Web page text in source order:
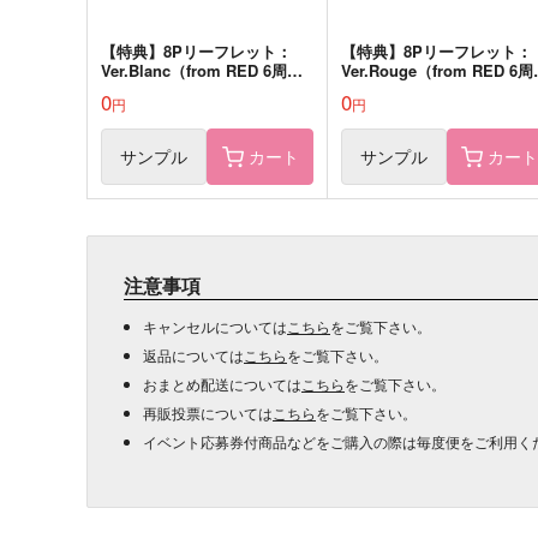
【特典】8Pリーフレット：
Ver.Blanc（from RED 6周年
0円
サンプル カート
【特典】8Pリーフレット：
Ver.Rouge（from RED 6周
0円
サンプル カート
注意事項
キャンセルについては こちらをご覧下さい。
返品については こちらをご覧下さい。
おまとめ配送については こちらをご覧下さい。
再販投票については こちらをご覧下さい。
イベント応募券付商品などをご購入の際は毎度便をご利用く